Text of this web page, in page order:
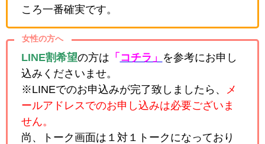
ころ一番確実です。
女性の方へ
LINE割希望の方は 「 コチラ」
を参考にお申し
込みくださいませ。
※LINEでのお申込みが完了致しましたら、
メ
ールアドレスでのお申し込みは必要ございま
せん。
尚、トーク画面は１対１トークになっており